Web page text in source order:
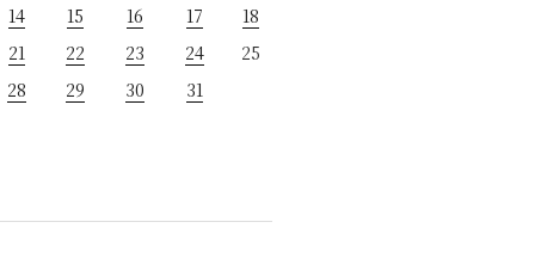
14 15 16 17
18
21 22 23 24
25
28 29 30
31